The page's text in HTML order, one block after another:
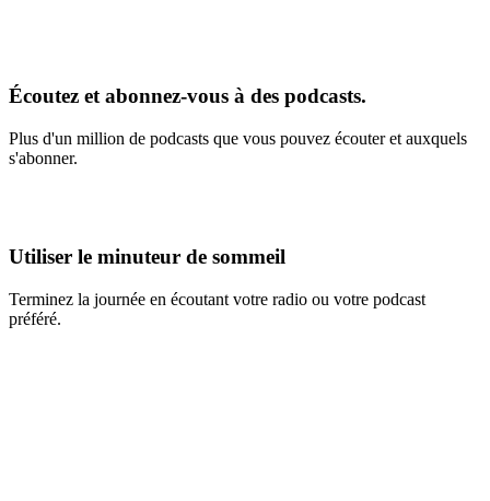
Écoutez et abonnez-vous à des podcasts.
Plus d'un million de podcasts que vous pouvez écouter et auxquels
s'abonner.
Utiliser le minuteur de sommeil
Terminez la journée en écoutant votre radio ou votre podcast
préféré.